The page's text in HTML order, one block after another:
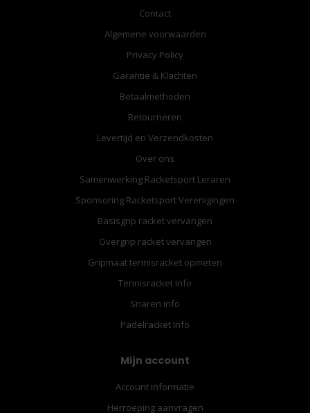
Contact
Algemene voorwaarden
Privacy Policy
Garantie & Klachten
Betaalmethoden
Retourneren
Levertijd en Verzendkosten
Over ons
Samenwerking Racketsport Leraren
Sponsoring Racketsport Verenigingen
Basisgrip racket vervangen
Overgrip racket vervangen
Gripmaat tennisracket opmeten
Tennisracket info
Snaren info
Padelracket Info
Mijn account
Account informatie
Herroeping aanvragen